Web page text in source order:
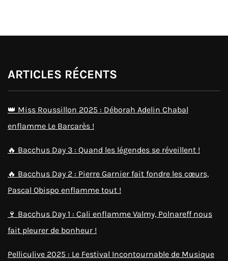
ARTICLES RÉCENTS
👑 Miss Roussillon 2025 : Déborah Adelin Chabal
enflamme Le Barcarès !
🔥 Bacchus Day 3 : Quand les légendes se réveillent !
🔥 Bacchus Day 2 : Pierre Garnier fait fondre les cœurs,
Pascal Obispo enflamme tout !
🍷 Bacchus Day 1 : Cali enflamme Valmy, Polnareff nous
fait pleurer de bonheur !
Pelliculive 2025 : Le Festival Incontournable de Musique